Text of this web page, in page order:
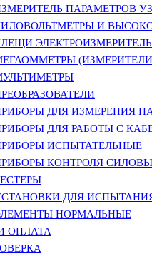
ПАРАМЕТРОВ
И
ДЛЯ ИЗМЕРЕНИЯ
ДЛЯ РАБОТЫ С
ИСПЫТАТЕЛЬНЫЕ
КОНТРОЛЯ
ДЛЯ
НОРМАЛЬНЫЕ
ОПЛАТА